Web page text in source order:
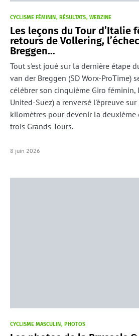
CYCLISME FÉMININ RÉSULTATS WEBZINE
Les leçons du Tour d’Italie
retours de Vollering,
Breggen…
Tout s'est joué sur la dernière étape
van der Breggen (SD Worx-ProTime)
célébrer son cinquième Giro féminin,
United-Suez) a renversé l'épreuve
kilomètres pour devenir la deuxième
trois Grands Tours.
8 juin 2026
CYCLISME MASCULIN PHOTOS